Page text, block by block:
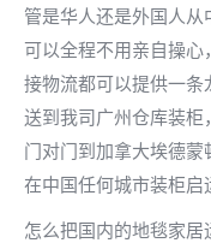
管是华人还是外国人
可以全程不用亲自操
接物流都可以提供一
送到我司广州仓库装
门对门到加拿大埃德
在中国任何城市装柜启
怎么把国内的地毯家